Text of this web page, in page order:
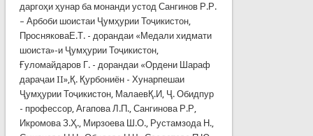
даргоҳи ҳунар ба монанди устод Сангинов Р.Р.
– Арбоби шоистаи Ҷумҳурии Тоҷикистон,
ПросняковаЕ.Т. - дорандаи «Медали хидмати
шоиста»-и Ҷумҳурии Тоҷикистон,
Ғуломайдаров Г. - дорандаи «Ордени Шараф
дараҷаи II»,Қ. Қурбониён - Хунарпешаи
Ҷумҳурии Тоҷикистон, МалаевҚ.И, Ҷ. Обидпур
- профессор, Агапова Л.П., Сангинова Р.Р,
Икромова З.Ҳ., Мирзоева Ш.О., Рустамзода Н.,